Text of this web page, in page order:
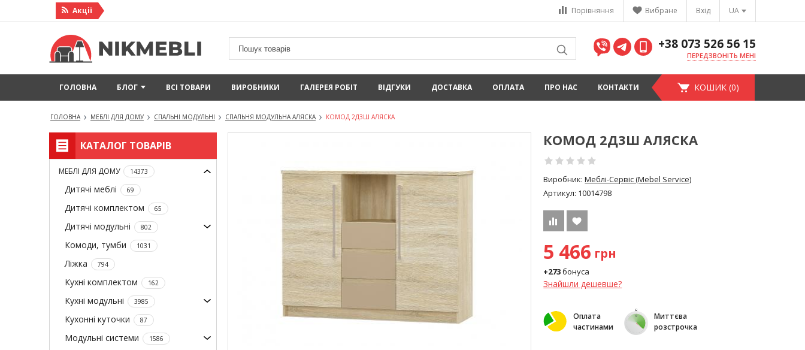
Акцiї UA
Вхід
Вибране
Порівняння
+38 073 526 56 15
ПЕРЕДЗВОНІТЬ МЕНІ
ГОЛОВНА БЛОГ ВСІ ТОВАРИ ВИРОБНИКИ ГАЛЕРЕЯ РОБІТ ВІДГУКИ ДОСТАВКА ОПЛАТА ПРО НАС КОНТАКТИ КОШИК (0)
ГОЛОВНА МЕБЛІ ДЛЯ ДОМУ СПАЛЬНІ МОДУЛЬНІ СПАЛЬНЯ МОДУЛЬНА АЛЯСКА КОМОД 2Д3Ш АЛЯСКА
КАТАЛОГ ТОВАРІВ
МЕБЛІ ДЛЯ ДОМУ 14373
Дитячі меблі 69
Дитячі комплектом 65
Дитячі модульні 802
Комоди, тумби 1031
Ліжка 794
Кухні комплектом 162
Кухні модульні 3985
Кухонні куточки 87
Модульні системи 1586
КОМОД 2Д3Ш АЛЯСКА
Виробник:Меблі-Сервіс (Mebel Service)
Артикул: 10014798
5 466 грн
+273бонуса
Знайшли дешевше?
Оплата
частинами
Миттєва
розстрочка